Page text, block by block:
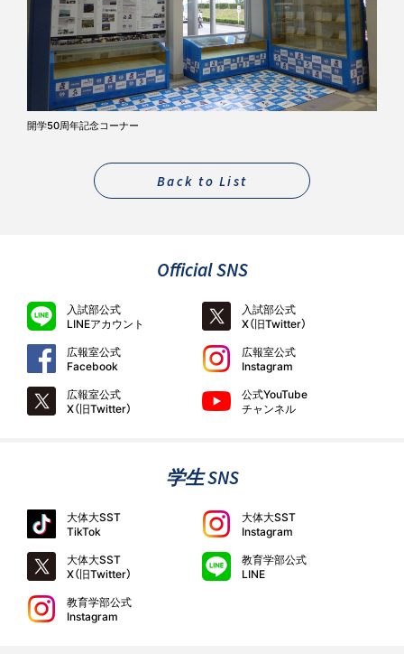
開学50周年記念コーナー
Back to List
Official SNS
入試部公式
LINEアカウント
入試部公式
X（旧Twitter）
広報室公式
Facebook
広報室公式
Instagram
広報室公式
X（旧Twitter）
公式YouTube
チャンネル
学生 SNS
大体大SST
TikTok
大体大SST
Instagram
大体大SST
X（旧Twitter）
教育学部公式
LINE
教育学部公式
Instagram